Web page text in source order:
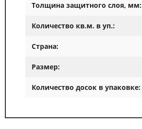
Толщина защитного слоя, мм:
Количество кв.м. в уп.:
Страна:
Размер:
Количество досок в упаковке: